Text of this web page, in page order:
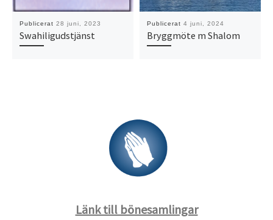
Publicerat 28 juni, 2023
Swahiligudstjänst
Publicerat 4 juni, 2024
Bryggmöte m Shalom
Länk till bönesamlingar